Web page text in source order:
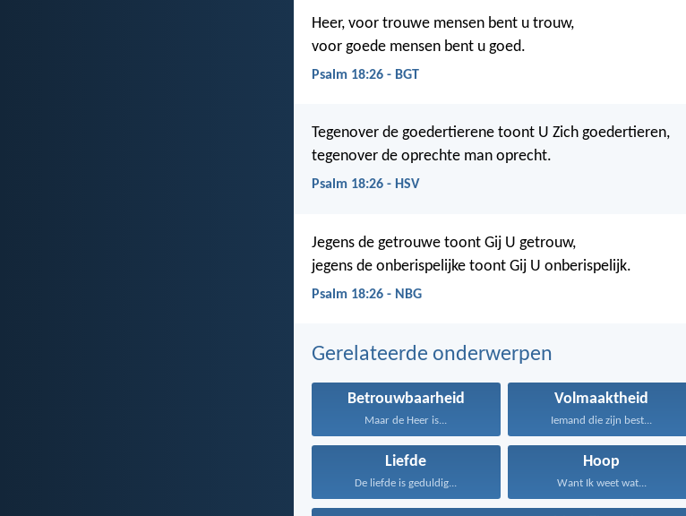
Heer, voor trouwe mensen bent u trouw,
voor goede mensen bent u goed.
Psalm 18:26 - BGT
Tegenover de goedertierene toont U Zich goedertieren,
tegenover de oprechte man oprecht.
Psalm 18:26 - HSV
Jegens de getrouwe toont Gij U getrouw,
jegens de onberispelijke toont Gij U onberispelijk.
Psalm 18:26 - NBG
Gerelateerde onderwerpen
Betrouwbaarheid
Maar de Heer is...
Volmaaktheid
Iemand die zijn best...
Liefde
De liefde is geduldig...
Hoop
Want Ik weet wat...